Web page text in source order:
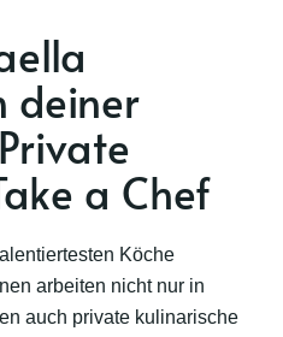
deiner
a Chef
Köche
arbeiten nicht nur in
auch private kulinarische